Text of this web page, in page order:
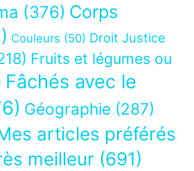
(376) Corps
Couleurs (50) Droit Justice
Fruits et légumes ou
Fâchés avec le
Géographie (287)
articles préférés
meilleur (691)